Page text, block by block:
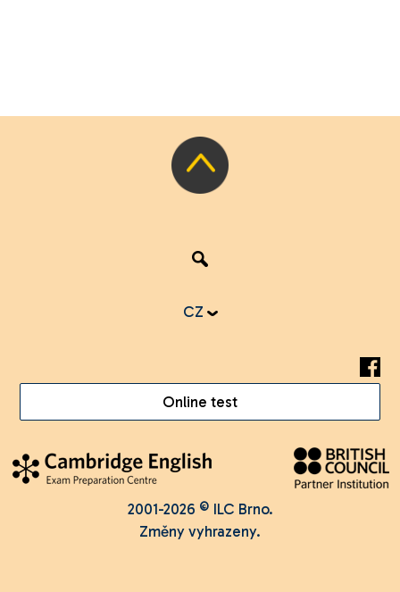
CZ
Online test
2001-2026 © ILC Brno.
Změny vyhrazeny.